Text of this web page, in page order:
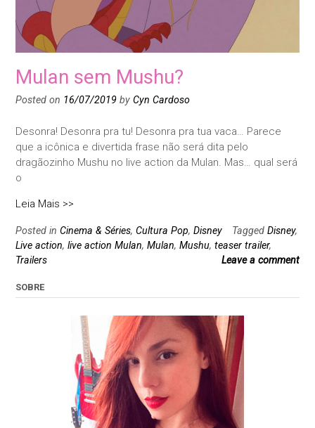
Mulan sem Mushu?
Posted on 16/07/2019 by Cyn Cardoso
Desonra! Desonra pra tu! Desonra pra tua vaca… Parece
que a icônica e divertida frase não será dita pelo
dragãozinho Mushu no live action da Mulan. Mas… qual será
o
Leia Mais >>
Posted in Cinema & Séries, Cultura Pop, Disney Tagged Disney,
Live action, live action Mulan, Mulan, Mushu, teaser trailer,
Trailers
Leave a comment
SOBRE